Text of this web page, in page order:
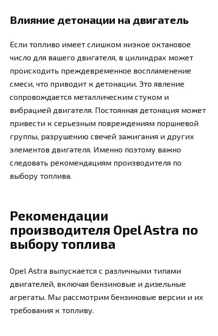
Влияние детонации на двигатель
Если топливо имеет слишком низкое октановое
число для вашего двигателя, в цилиндрах может
происходить преждевременное воспламенение
смеси, что приводит к детонации. Это явление
сопровождается металлическим стуком и
вибрацией двигателя. Постоянная детонация может
привести к серьезным повреждениям поршневой
группы, разрушению свечей зажигания и других
элементов двигателя. Именно поэтому важно
следовать рекомендациям производителя по
выбору топлива.
Рекомендации
производителя Opel Astra по
выбору топлива
Opel Astra выпускается с различными типами
двигателей, включая бензиновые и дизельные
агрегаты. Мы рассмотрим бензиновые версии и их
требования к топливу.